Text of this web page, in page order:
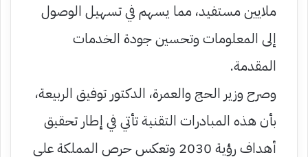
ملايين مستفيد، مما يسهم في تسهيل الوصول
إلى المعلومات وتحسين جودة الخدمات
المقدمة.
وصرح وزير الحج والعمرة، الدكتور توفيق الربيعة،
بأن هذه المبادرات التقنية تأتي في إطار تحقيق
أهداف رؤية 2030 وتعكس حرص المملكة على